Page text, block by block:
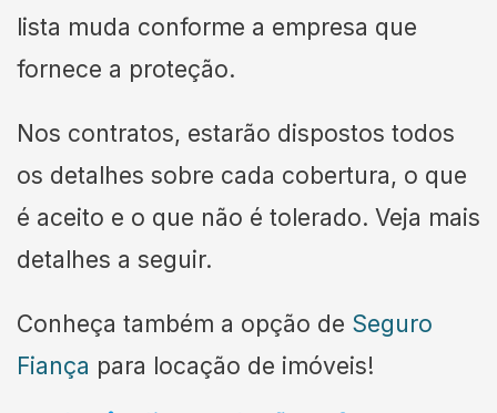
lista muda conforme a empresa que
fornece a proteção.
Nos contratos, estarão dispostos todos
os detalhes sobre cada cobertura, o que
é aceito e o que não é tolerado. Veja mais
detalhes a seguir.
Conheça também a opção de Seguro
Fiança para locação de imóveis!